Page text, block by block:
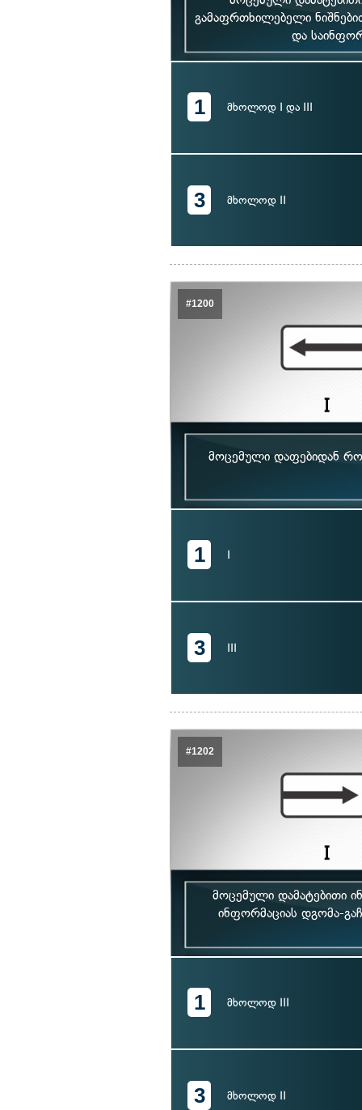
გამაფრთხილებელი
და
1 მხოლოდ I და III
3 მხოლოდ II
#1200
მოცემული დაფებიდან
1 I
3 III
#1202
მოცემული დამატებითი
ინფორმაციას დგომა-
1 მხოლოდ III
3 მხოლოდ II